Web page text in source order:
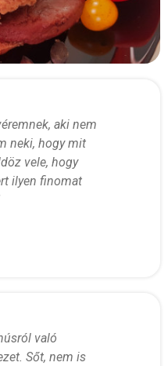
aki nem
neki, hogy mit
vele, hogy
ilyen finomat
való
Sőt, nem is